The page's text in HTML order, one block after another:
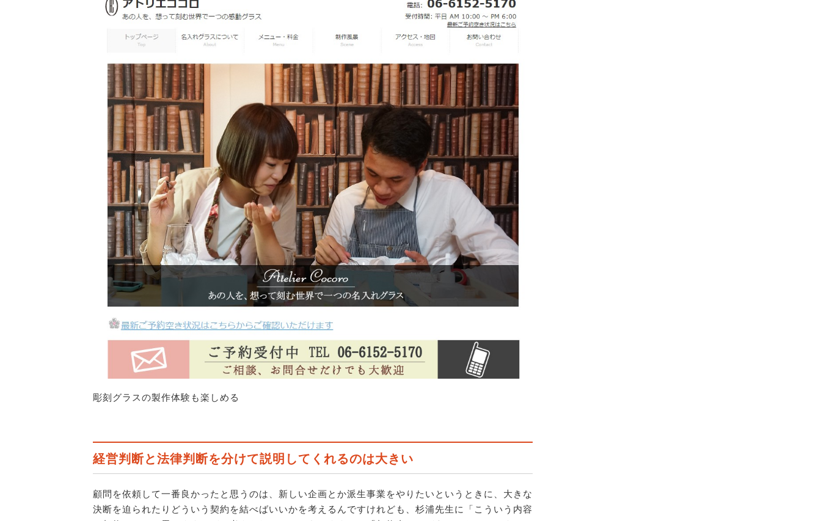
彫刻グラスの製作体験も楽しめる
経営判断と法律判断を分けて説明してくれるのは大きい
顧問を依頼して一番良かったと思うのは、新しい企画とか派生事業をやりたいというときに、大きな
決断を迫られたりどういう契約を結べばいいかを考えるんですけれども、杉浦先生に「こういう内容